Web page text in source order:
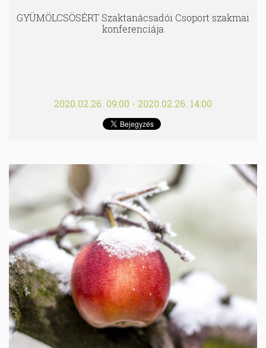
GYÜMÖLCSÖSÉRT Szaktanácsadói Csoport szakmai
konferenciája
2020.02.26. 09:00 - 2020.02.26. 14:00